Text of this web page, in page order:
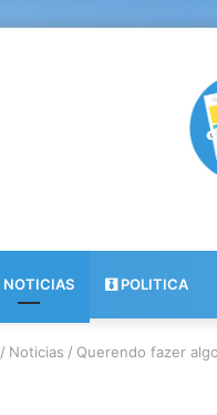
NOTICIAS POLITICA
/ Noticias / Querendo fazer